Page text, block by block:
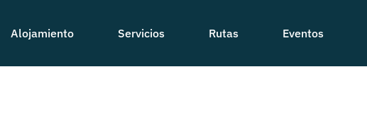
Alojamiento Servicios Rutas Eventos